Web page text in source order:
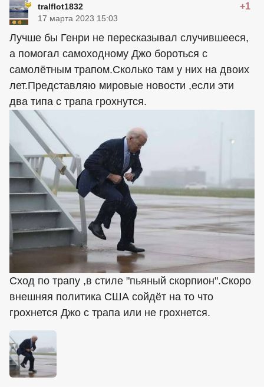
tralflot1832 +1
17 марта 2023 15:03
Лучше бы Генри не пересказывал случившееся,
а помогал самоходному Джо бороться с
самолётным трапом.Сколько там у них на двоих
лет.Представляю мировые новости ,если эти
два типа с трапа грохнутся.
Сход по трапу ,в стиле "пьяный скорпион".Скоро
внешняя политика США сойдёт на то что
грохнется Джо с трапа или не грохнется.